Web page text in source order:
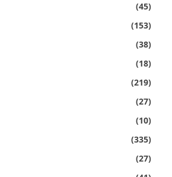
(45)
(153)
(38)
(18)
(219)
(27)
(10)
(335)
(27)